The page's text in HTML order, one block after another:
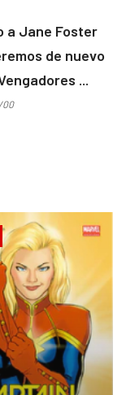
a Jane Foster
de nuevo
...
00